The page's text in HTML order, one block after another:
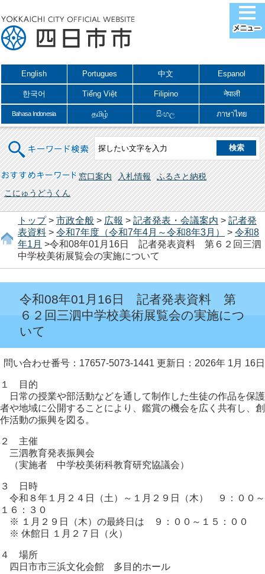
English Portugues 中文 Espanol
한국어 Tiếng Việt Filipino नेपाली
Bahasa Indonesia தமிழ் සිංහල ภาษาไทย
キーワード検索
おすすめキーワード 窓口案内 入札情報
ふるさと納税
こにゅうどうくん
トップ> 市政全般 > 広報 > 記者発表・会議案内 > 記者発
表資料 > 令和7年度（令和7年4月～令和8年3月） > 令和8
年1月 >令和08年01月16日 記者発表資料 第６２回三泗
中学校美術展覧会の実施について
令和08年01月16日 記者発表資料 第
６２回三泗中学校美術展覧会の実施につ
いて
問い合わせ番号：17657-5073-1441 更新日：2026年 1月 16日
１ 目的
日常の授業や部活動などを通して制作した生徒の作品を保護
者や地域に公開することにより、鑑賞の機会を広く共有し、創
作活動の振興を図る。
２ 主催
三泗教育発表振興会
（実施者 中学校美術科教育研究協議会）
３ 日時
令和８年１月２４日（土）～１月２９日（木） ９：００～
１６：３０
※ １月２９日（木）の最終日は ９：００～１５：００
※ 休館日 １月２７日（火）
４ 場所
四日市市三浜文化会館 多目的ホール